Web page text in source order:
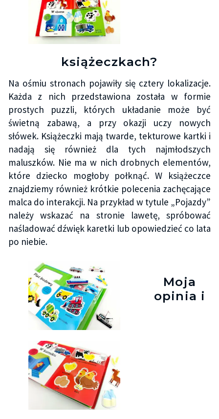
książeczkach?
Na ośmiu stronach pojawiły się cztery lokalizacje.
Każda z nich przedstawiona została w formie
prostych puzzli, których układanie może być
świetną zabawą, a przy okazji uczy nowych
słówek. Książeczki mają twarde, tekturowe kartki i
nadają się również dla tych najmłodszych
maluszków. Nie ma w nich drobnych elementów,
które dziecko mogłoby połknąć. W książeczce
znajdziemy również krótkie polecenia zachęcające
malca do interakcji. Na przykład w tytule „Pojazdy”
należy wskazać na stronie lawetę, spróbować
naśladować dźwięk karetki lub opowiedzieć co lata
po niebie.
Moja
opinia i